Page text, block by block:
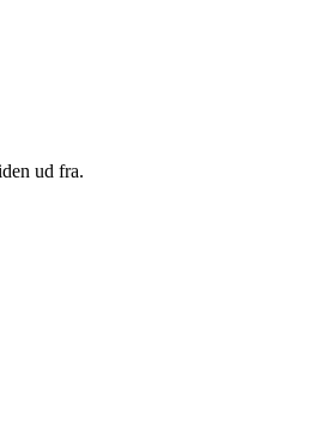
ud fra.